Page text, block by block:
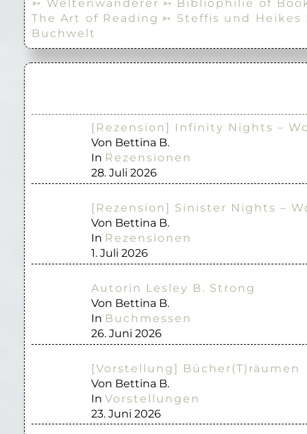
➳ Weltenwanderer ➳ Bibliophilie of
The Art of Reading ➳ Steffis und Heikes
Buchwelt
[Rezension] Infinity Nights –
Von Bettina B.
In Rezensionen
28. Juli 2026
[Rezension] Sinister Nights –
Von Bettina B.
In Rezensionen
1. Juli 2026
Autorin Lesley B. Strong
Von Bettina B.
In Buchmessen
26. Juni 2026
[Vorstellung] Bücher(T)räumen
Von Bettina B.
In Vorstellungen
23. Juni 2026